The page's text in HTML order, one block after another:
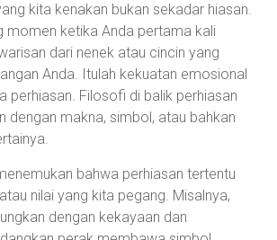
kita kenakan bukan sekadar hiasan.
momen ketika Anda pertama kali
dari nenek atau cincin yang
Anda. Itulah kekuatan emosional
perhiasan. Filosofi di balik perhiasan
dengan makna, simbol, atau bahkan
bahwa perhiasan tertentu
nilai yang kita pegang. Misalnya,
dengan kekayaan dan